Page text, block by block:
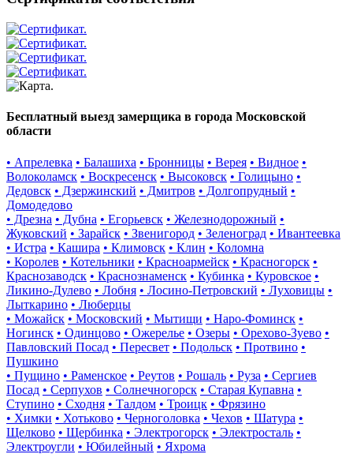
Бесплатный выезд замерщика в города Московской
области
• Апрелевка • Балашиха • Бронницы • Верея • Видное •
Волоколамск • Воскресенск • Высоковск • Голицыно •
Дедовск • Дзержинский • Дмитров • Долгопрудный •
Домодедово
• Дрезна • Дубна • Егорьевск • Железнодорожный •
Жуковский • Зарайск • Звенигород • Зеленоград • Ивантеевка
• Истра • Кашира • Климовск • Клин • Коломна
• Королев • Котельники • Красноармейск • Красногорск •
Краснозаводск • Краснознаменск • Кубинка • Куровское •
Ликино-Дулево • Лобня • Лосино-Петровский • Луховицы •
Лыткарино • Люберцы
• Можайск • Московский • Мытищи • Наро-Фоминск •
Ногинск • Одинцово • Ожерелье • Озеры • Орехово-Зуево •
Павловский Посад • Пересвет • Подольск • Протвино •
Пушкино
• Пущино • Раменское • Реутов • Рошаль • Руза • Сергиев
Посад • Серпухов • Солнечногорск • Старая Купавна •
Ступино • Сходня • Талдом • Троицк • Фрязино
• Химки • Хотьково • Черноголовка • Чехов • Шатура •
Щелково • Щербинка • Электрогорск • Электросталь •
Электроугли • Юбилейный • Яхрома